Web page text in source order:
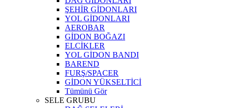
ŞEHİR GİDONLARI
YOL GİDONLARI
AEROBAR
GİDON BOĞAZI
ELCİKLER
YOL GİDON BANDI
BAREND
FURŞ/SPACER
GİDON YÜKSELTİCİ
Tümünü Gör
SELE GRUBU